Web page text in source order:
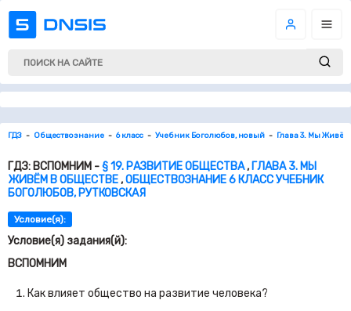
ГДЗ Обществознание 6 класс Учебник Боголюбов, новый Глава 3. Мы
ГДЗ: ВСПОМНИМ -§ 19. РАЗВИТИЕ ОБЩЕСТВА, ГЛАВА 3. МЫ
ЖИВЁМ В ОБЩЕСТВЕ,ОБЩЕСТВОЗНАНИЕ 6 КЛАСС УЧЕБНИК
БОГОЛЮБОВ, РУТКОВСКАЯ
Условие(я):
Условие(я) задания(й):
ВСПОМНИМ
Как влияет общество на развитие человека?